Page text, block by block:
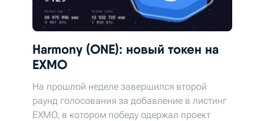
Harmony (ONE): новый токен на
EXMO
На прошлой неделе завершился второй
раунд голосования за добавление в листинг
EXMO, в котором победу одержал проект